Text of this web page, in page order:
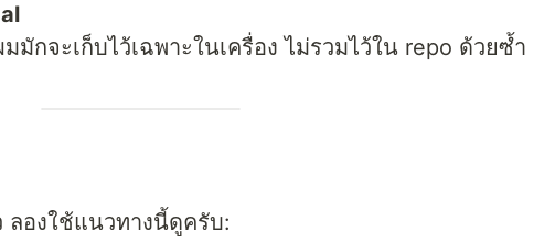
มักจะเก็บไว้เฉพาะในเครื่อง ไม่รวมไว้ใน repo ด้วยซ้ำ
องใช้แนวทางนี้ดูครับ: